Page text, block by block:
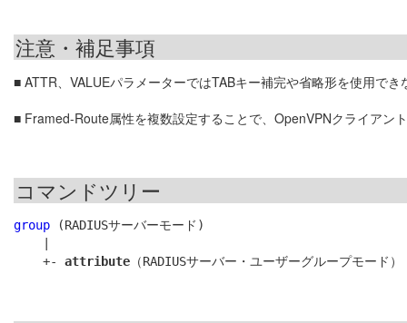
注意・補足事項
■ ATTR、VALUEパラメーターではTABキー補完や省略形を使用で
■ Framed-Route属性を複数設定することで、OpenVPNクライアン
コマンドツリー
group (RADIUSサーバーモード)
    +-
attribute